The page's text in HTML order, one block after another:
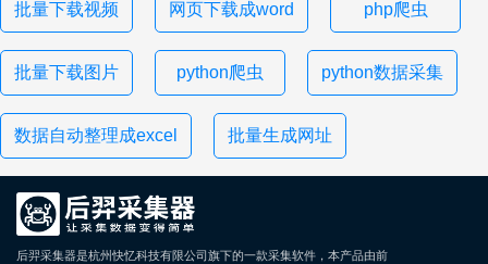
批量下载视频 网页下载成word php爬虫
批量下载图片 python爬虫 python数据采集
数据自动整理成excel 批量生成网址
后羿采集器是杭州快忆科技有限公司旗下的一款采集软件，本产品由前